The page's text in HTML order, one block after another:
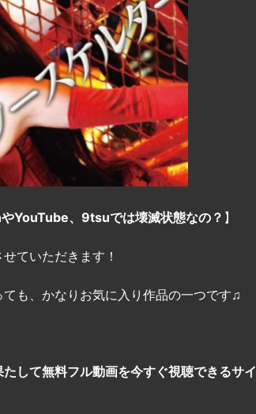
YouTube、9tsuでは壊滅状態なの？ 】
ていただきます！
も、かなりお気に入り作品の一つです♫
たして無料フル動画を今すぐ視聴できるサイ